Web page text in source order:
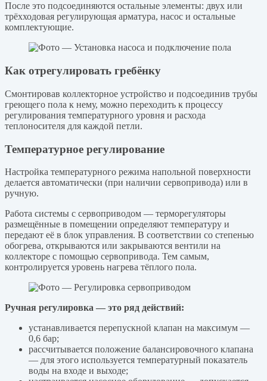
После это подсоединяются остальные элементы: двух или
трёхходовая регулирующая арматура, насос и остальные
комплектующие.
Как отрегулировать гребёнку
Смонтировав коллекторное устройство и подсоединив трубы
греющего пола к нему, можно переходить к процессу
регулирования температурного уровня и расхода
теплоносителя для каждой петли.
Температурное регулирование
Настройка температурного режима напольной поверхности
делается автоматически (при наличии сервопривода) или в
ручную.
Работа системы с сервоприводом — терморегуляторы
размещённые в помещении определяют температуру и
передают её в блок управления. В соответствии со степенью
обогрева, открываются или закрываются вентили на
коллекторе с помощью сервопривода. Тем самым,
контролируется уровень нагрева тёплого пола.
Ручная регулировка — это ряд действий:
устанавливается перепускной клапан на максимум —
0,6 бар;
рассчитывается положение балансировочного клапана
— для этого используется температурный показатель
воды на входе и выходе;